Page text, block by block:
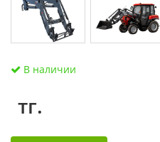
В наличии
тг.